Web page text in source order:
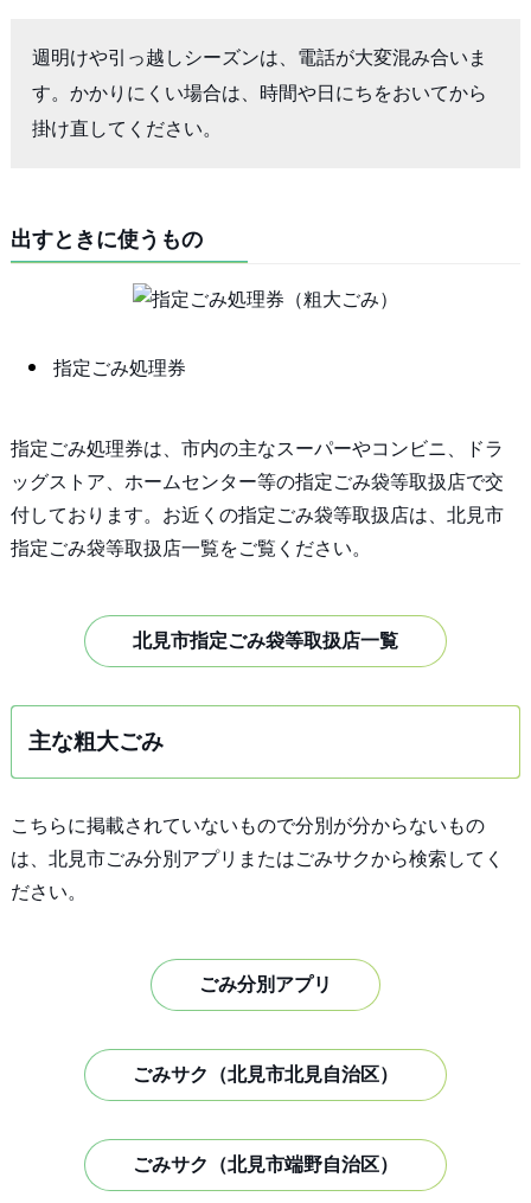
週明けや引っ越しシーズンは、電話が大変混み合いま
す。かかりにくい場合は、時間や日にちをおいてから
掛け直してください。
出すときに使うもの
指定ごみ処理券
指定ごみ処理券は、市内の主なスーパーやコンビニ、ドラ
ッグストア、ホームセンター等の指定ごみ袋等取扱店で交
付しております。お近くの指定ごみ袋等取扱店は、北見市
指定ごみ袋等取扱店一覧をご覧ください。
北見市指定ごみ袋等取扱店一覧
主な粗大ごみ
こちらに掲載されていないもので分別が分からないもの
は、北見市ごみ分別アプリまたはごみサクから検索してく
ださい。
ごみ分別アプリ
ごみサク（北見市北見自治区）
ごみサク（北見市端野自治区）